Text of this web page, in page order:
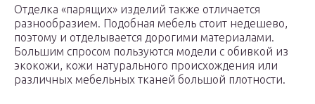
Отделка «парящих» изделий также отличается
разнообразием. Подобная мебель стоит недешево,
поэтому и отделывается дорогими материалами.
Большим спросом пользуются модели с обивкой из
экокожи, кожи натурального происхождения или
различных мебельных тканей большой плотности.